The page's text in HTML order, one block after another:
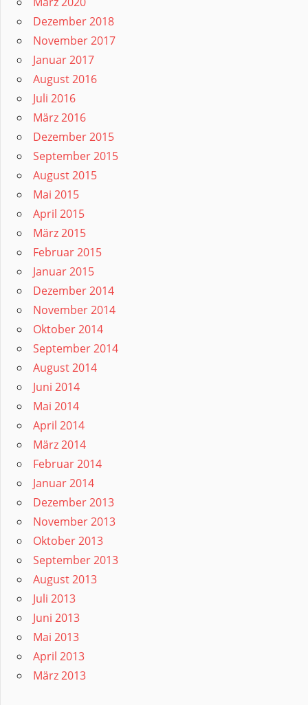
Dezember 2018
November 2017
Januar 2017
August 2016
Juli 2016
März 2016
Dezember 2015
September 2015
August 2015
Mai 2015
April 2015
März 2015
Februar 2015
Januar 2015
Dezember 2014
November 2014
Oktober 2014
September 2014
August 2014
Juni 2014
Mai 2014
April 2014
März 2014
Februar 2014
Januar 2014
Dezember 2013
November 2013
Oktober 2013
September 2013
August 2013
Juli 2013
Juni 2013
Mai 2013
April 2013
März 2013